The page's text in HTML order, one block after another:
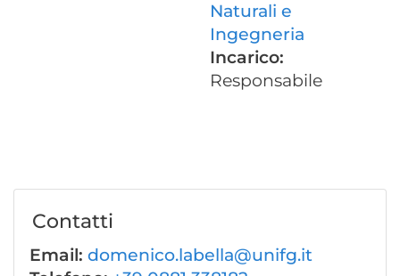
Naturali e
Ingegneria
Incarico:
Responsabile
Contatti
Email: domenico.labella@unifg.it